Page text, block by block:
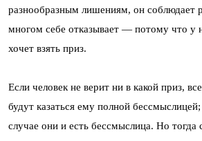
разнообразным лишениям, он соблюдает
многом себе отказывает — потому что у
хочет взять приз.
Если человек не верит ни в какой приз,
будут казаться ему полной
случае они и есть бессмыслица. Но тогда